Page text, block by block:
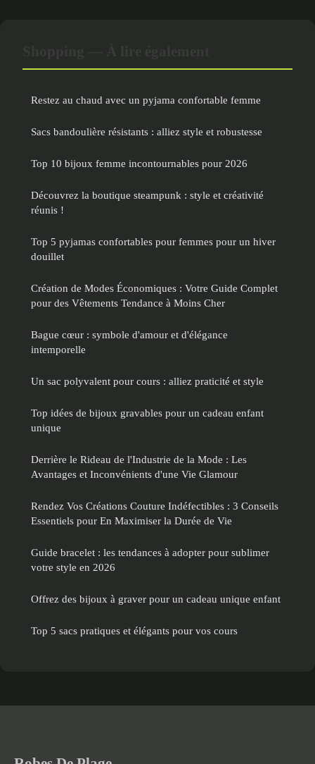
Restez au chaud avec un pyjama confortable femme
Sacs bandoulière résistants : alliez style et robustesse
Top 10 bijoux femme incontournables pour 2026
Découvrez la boutique steampunk : style et créativité
réunis !
Top 5 pyjamas confortables pour femmes pour un hiver
douillet
Création de Modes Économiques : Votre Guide Complet
pour des Vêtements Tendance à Moins Cher
Bague cœur : symbole d'amour et d'élégance
intemporelle
Un sac polyvalent pour cours : alliez praticité et style
Top idées de bijoux gravables pour un cadeau enfant
unique
Derrière le Rideau de l'Industrie de la Mode : Les
Avantages et Inconvénients d'une Vie Glamour
Rendez Vos Créations Couture Indéfectibles : 3 Conseils
Essentiels pour En Maximiser la Durée de Vie
Guide bracelet : les tendances à adopter pour sublimer
votre style en 2026
Offrez des bijoux à graver pour un cadeau unique enfant
Top 5 sacs pratiques et élégants pour vos cours